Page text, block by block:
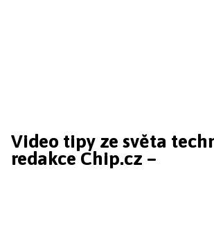
Video tipy ze světa
redakce Chip.cz –